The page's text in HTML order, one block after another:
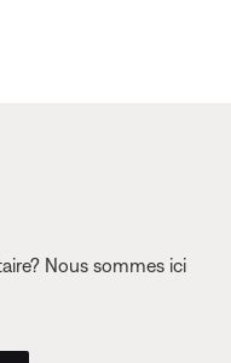
Nous sommes ici